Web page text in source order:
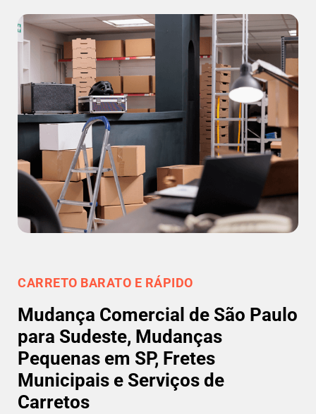
CARRETO BARATO E RÁPIDO
Mudança Comercial de São Paulo
para Sudeste, Mudanças
Pequenas em SP, Fretes
Municipais e Serviços de
Carretos